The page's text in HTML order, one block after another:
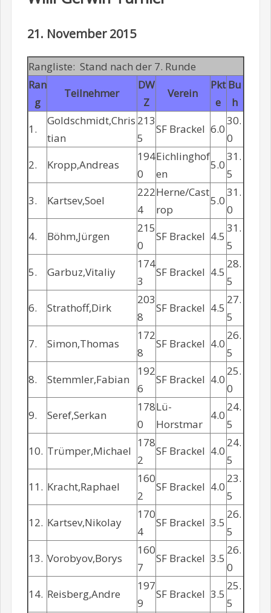
21. November 2015
Rangliste: Stand nach der 7. Runde
Ran
g
Teilnehmer
DW
Z
Verein
Pkt
e
Bu
h
1.
Goldschmidt,Chris
tian
213
5
SF Brackel 6.0
30.
0
2.
Kropp,Andreas
194
0
Eichlinghof
en
5.0
31.
5
3.
Kartsev,Soel
222
4
Herne/Cast
rop
5.0
31.
0
4.
Böhm,Jürgen
215
0
SF Brackel 4.5
31.
5
5.
Garbuz,Vitaliy
174
3
SF Brackel 4.5
28.
5
6.
Strathoff,Dirk
203
8
SF Brackel 4.5
27.
5
7.
Simon,Thomas
172
8
SF Brackel 4.0
26.
5
8.
Stemmler,Fabian
192
6
SF Brackel 4.0
25.
0
9.
Seref,Serkan
178
0
Lü-
Horstmar
4.0
24.
5
10. Trümper,Michael
178
2
SF Brackel 4.0
24.
5
11. Kracht,Raphael
160
2
SF Brackel 4.0
23.
5
12. Kartsev,Nikolay
170
4
SF Brackel 3.5
26.
5
13. Vorobyov,Borys
160
7
SF Brackel 3.5
26.
0
14. Reisberg,Andre
197
9
SF Brackel 3.5
25.
5